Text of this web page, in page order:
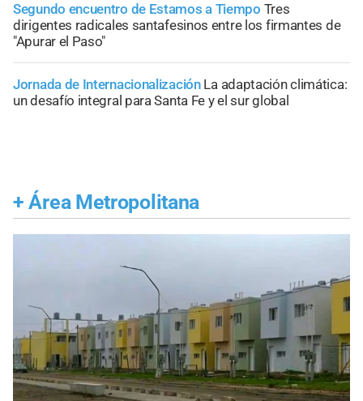
Segundo encuentro de Estamos a Tiempo Tres
dirigentes radicales santafesinos entre los firmantes de
"Apurar el Paso"
Jornada de Internacionalización La adaptación climática:
un desafío integral para Santa Fe y el sur global
+ Área Metropolitana